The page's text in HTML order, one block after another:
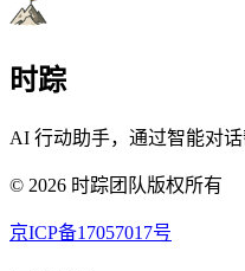
时踪
AI 行动助手，通过智能对
© 2026 时踪团队版权所有
京ICP备17057017号